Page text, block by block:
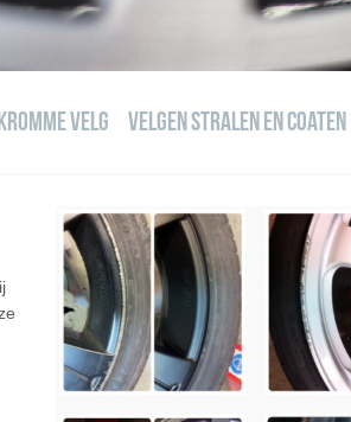
velg Velgen stralen en coaten